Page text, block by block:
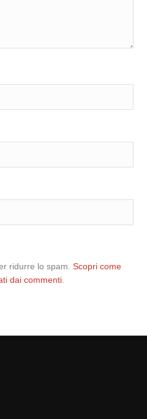
ridurre lo spam.Scopri come
dai commenti